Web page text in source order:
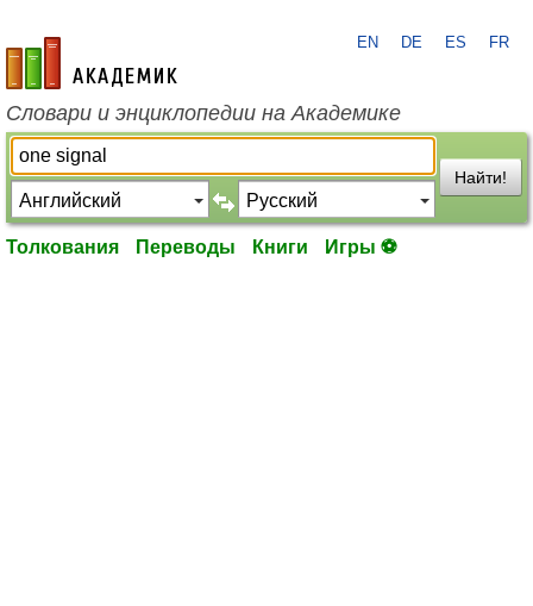
academic.ru
EN DE ES FR
Словари и энциклопедии на Академике
Найти!
Толкования Переводы Книги Игры ⚽